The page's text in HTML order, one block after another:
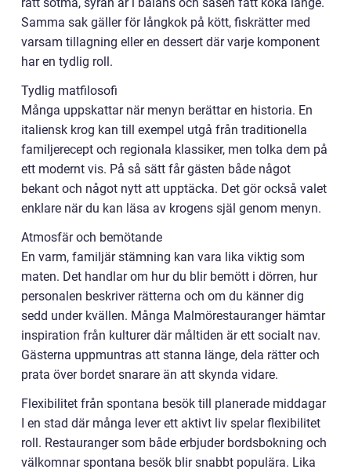
Samma sak gäller för långkok på kött, fiskrätter med
varsam tillagning eller en dessert där varje komponent
har en tydlig roll.
Tydlig matfilosofi
Många uppskattar när menyn berättar en historia. En
italiensk krog kan till exempel utgå från traditionella
familjerecept och regionala klassiker, men tolka dem på
ett modernt vis. På så sätt får gästen både något
bekant och något nytt att upptäcka. Det gör också valet
enklare när du kan läsa av krogens själ genom menyn.
Atmosfär och bemötande
En varm, familjär stämning kan vara lika viktig som
maten. Det handlar om hur du blir bemött i dörren, hur
personalen beskriver rätterna och om du känner dig
sedd under kvällen. Många Malmörestauranger hämtar
inspiration från kulturer där måltiden är ett socialt nav.
Gästerna uppmuntras att stanna länge, dela rätter och
prata över bordet snarare än att skynda vidare.
Flexibilitet från spontana besök till planerade middagar
I en stad där många lever ett aktivt liv spelar flexibilitet
roll. Restauranger som både erbjuder bordsbokning och
välkomnar spontana besök blir snabbt populära. Lika